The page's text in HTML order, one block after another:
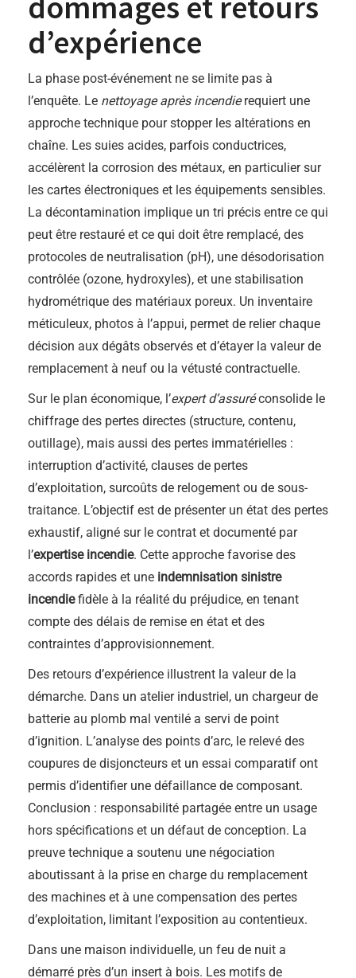
d’expérience
La phase post-événement ne se limite pas à
l’enquête. Le nettoyage après incendierequiert une
approche technique pour stopper les altérations en
chaîne. Les suies acides, parfois conductrices,
accélèrent la corrosion des métaux, en particulier sur
les cartes électroniques et les équipements sensibles.
La décontamination implique un tri précis entre ce qui
peut être restauré et ce qui doit être remplacé, des
protocoles de neutralisation (pH), une désodorisation
contrôlée (ozone, hydroxyles), et une stabilisation
hydrométrique des matériaux poreux. Un inventaire
méticuleux, photos à l’appui, permet de relier chaque
décision aux dégâts observés et d’étayer la valeur de
remplacement à neuf ou la vétusté contractuelle.
Sur le plan économique, l’expert d’assuréconsolide le
chiffrage des pertes directes (structure, contenu,
outillage), mais aussi des pertes immatérielles :
interruption d’activité, clauses de pertes
d’exploitation, surcoûts de relogement ou de sous-
traitance. L’objectif est de présenter un état des pertes
exhaustif, aligné sur le contrat et documenté par
l’expertise incendie. Cette approche favorise des
accords rapides et une indemnisation sinistre
incendiefidèle à la réalité du préjudice, en tenant
compte des délais de remise en état et des
contraintes d’approvisionnement.
Des retours d’expérience illustrent la valeur de la
démarche. Dans un atelier industriel, un chargeur de
batterie au plomb mal ventilé a servi de point
d’ignition. L’analyse des points d’arc, le relevé des
coupures de disjoncteurs et un essai comparatif ont
permis d’identifier une défaillance de composant.
Conclusion : responsabilité partagée entre un usage
hors spécifications et un défaut de conception. La
preuve technique a soutenu une négociation
aboutissant à la prise en charge du remplacement
des machines et à une compensation des pertes
d’exploitation, limitant l’exposition au contentieux.
Dans une maison individuelle, un feu de nuit a
démarré près d’un insert à bois. Les motifs de